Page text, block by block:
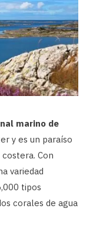
marino de
y es un paraíso
Con
variedad
tipos
corales de agua